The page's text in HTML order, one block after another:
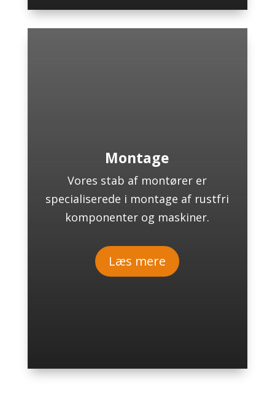
Montage
Vores stab af montører er
specialiserede i montage af rustfri
komponenter og maskiner.
Læs mere